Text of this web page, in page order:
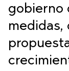
gobierno
medidas,